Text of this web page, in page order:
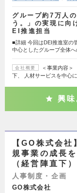
グループ約7万人
う。」の実現に向
EI推進担当
■詳細 今回はDEI推進室の
中心としたグループ全体
会社概要
＜事業内容＞
下、 人材サービスを中心
興味
【GO株式会
規事業の成長
（経営陣直下）
人事制度・企画
GO株式会社